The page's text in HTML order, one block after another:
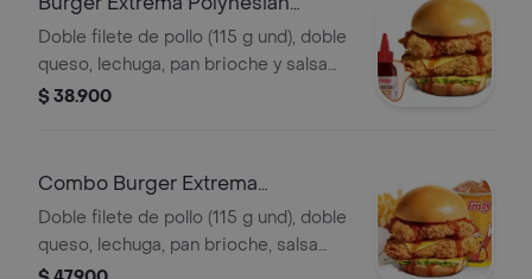
Beach
Doble filete de pollo (115 g und), doble
queso, lechuga, pan brioche y salsa
Polynesian beach
$ 38.900
Combo Burger Extrema
Polynesian Beach
Doble filete de pollo (115 g und), doble
queso, lechuga, pan brioche, salsa
Polynesian beach, francesa mediana